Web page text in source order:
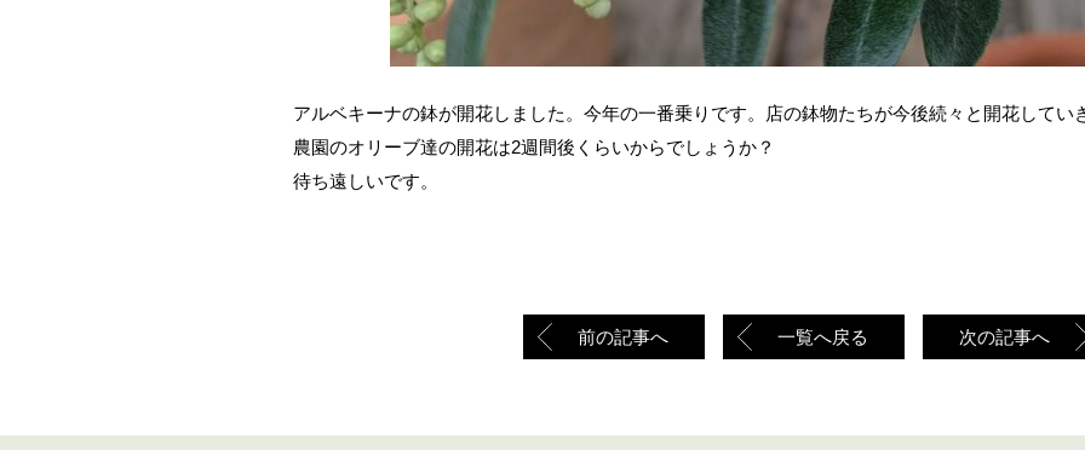
アルベキーナの鉢が開花しました。今年の一番乗りです。店の鉢物たちが今後続々と開花してい
農園のオリーブ達の開花は2週間後くらいからでしょうか？
待ち遠しいです。
前の記事へ 一覧へ戻る 次の記事へ